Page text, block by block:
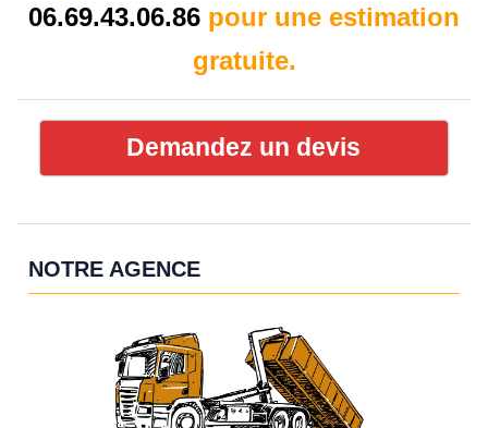
06.69.43.06.86 pour une estimation
gratuite.
Demandez un devis
NOTRE AGENCE